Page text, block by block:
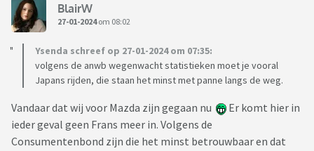
BlairW
27-01-2024om 08:02
Ysenda schreef op 27-01-2024 om 07:35:
volgens de anwb wegenwacht statistieken moet je vooral
Japans rijden, die staan het minst met panne langs de weg.
Vandaar dat wij voor Mazda zijn gegaan nu
Er komt hier in
ieder geval geen Frans meer in. Volgens de
Consumentenbond zijn die het minst betrouwbaar en dat